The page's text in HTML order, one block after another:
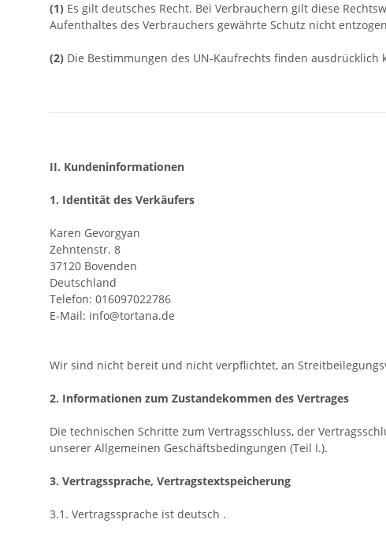
(1) Es gilt deutsches Recht. Bei Verbrauchern gilt diese
Aufenthaltes des Verbrauchers gewährte Schutz nicht
(2) Die Bestimmungen des UN-Kaufrechts finden ausdrücklich
II. Kundeninformationen
1. Identität des Verkäufers
Karen Gevorgyan
Zehntenstr. 8
37120 Bovenden
Deutschland
Telefon: 016097022786
E-Mail: info@tortana.de
Wir sind nicht bereit und nicht verpflichtet, an
2. Informationen zum Zustandekommen des Vertrages
Die technischen Schritte zum Vertragsschluss, der
unserer Allgemeinen Geschäftsbedingungen (Teil I.).
3. Vertragssprache, Vertragstextspeicherung
3.1. Vertragssprache ist deutsch .